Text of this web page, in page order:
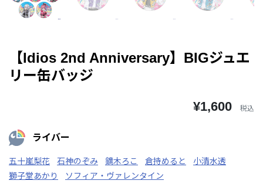
【Idios 2nd Anniversary】BIGジュエ
リー缶バッジ
¥1,600 税込
ライバー
五十嵐梨花 石神のぞみ 鏑木ろこ 倉持めると
小清水透
獅子堂あかり
ソフィア・ヴァレンタイン